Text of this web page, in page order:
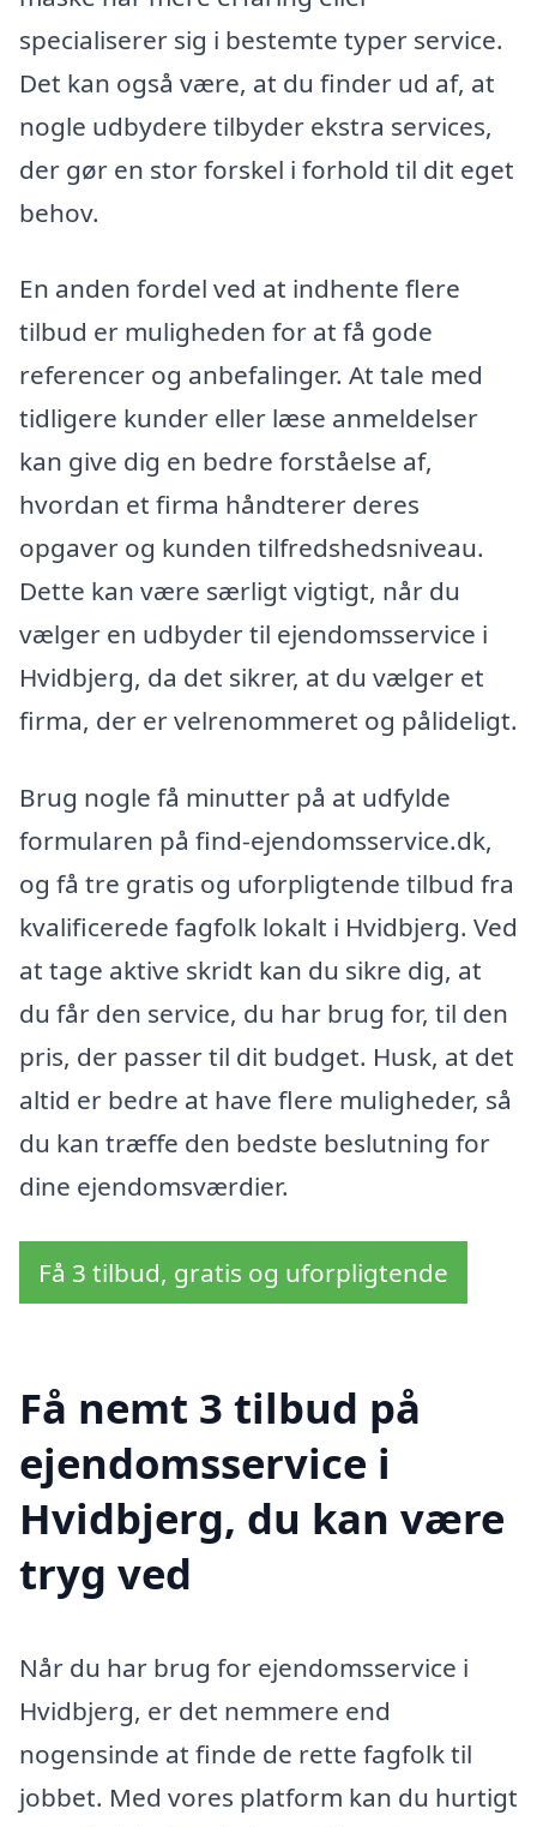
specialiserer sig i bestemte typer service.
Det kan også være, at du finder ud af, at
nogle udbydere tilbyder ekstra services,
der gør en stor forskel i forhold til dit eget
behov.
En anden fordel ved at indhente flere
tilbud er muligheden for at få gode
referencer og anbefalinger. At tale med
tidligere kunder eller læse anmeldelser
kan give dig en bedre forståelse af,
hvordan et firma håndterer deres
opgaver og kunden tilfredshedsniveau.
Dette kan være særligt vigtigt, når du
vælger en udbyder til ejendomsservice i
Hvidbjerg, da det sikrer, at du vælger et
firma, der er velrenommeret og pålideligt.
Brug nogle få minutter på at udfylde
formularen på find-ejendomsservice.dk,
og få tre gratis og uforpligtende tilbud fra
kvalificerede fagfolk lokalt i Hvidbjerg. Ved
at tage aktive skridt kan du sikre dig, at
du får den service, du har brug for, til den
pris, der passer til dit budget. Husk, at det
altid er bedre at have flere muligheder, så
du kan træffe den bedste beslutning for
dine ejendomsværdier.
Få 3 tilbud, gratis og uforpligtende
Få nemt 3 tilbud på
ejendomsservice i
Hvidbjerg, du kan være
tryg ved
Når du har brug for ejendomsservice i
Hvidbjerg, er det nemmere end
nogensinde at finde de rette fagfolk til
jobbet. Med vores platform kan du hurtigt